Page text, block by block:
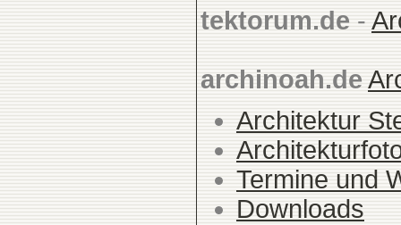
tektorum.de -
archinoah.de
Architektur
Termine und
Downloads